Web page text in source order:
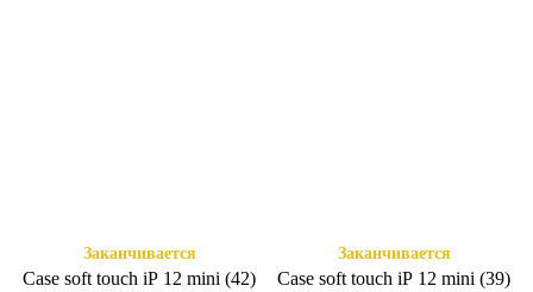
Заканчивается
Case soft touch iP 12 mini (42)
Заканчивается
Case soft touch iP 12 mini (39)